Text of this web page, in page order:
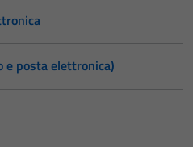
e posta elettronica)